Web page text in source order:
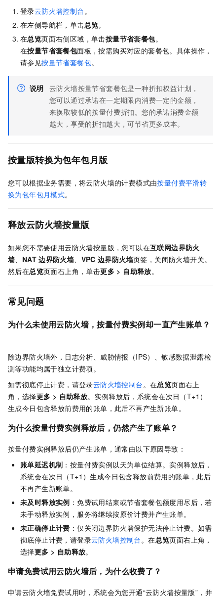
登录云防火墙控制台。
在左侧导航栏，单击总览。
在总览页面右侧区域，单击按量节省套餐包。
在按量节省套餐包面板，按需购买对应的套餐包。具体操作，
请参见按量节省套餐包。
说明 云防火墙按量节省套餐包是一种折扣权益计划，
您可以通过承诺在一定期限内消费一定的金额，
来换取较低的按量付费折扣。您的承诺消费金额
越大，享受的折扣越大，可节省更多成本。
按量版转换为包年包月版
您可以根据业务需要，将云防火墙的计费模式由按量付费平滑转
换为包年包月模式。
释放云防火墙按量版
如果您不需要使用云防火墙按量版 ，您可以在互联网边界防火
墙、 NAT 边界防火墙、 VPC 边界防火墙页签，关闭防火墙开关。
然后在总览页面右上角，单击更多 > 自助释放。
常见问题
为什么未使用云防火墙，按量付费实例却一直产生账单？
除边界防火墙外，日志分析、威胁情报（IPS）、敏感数据泄露检
测等功能均属于独立计费项。
如需彻底停止计费，请登录云防火墙控制台。在总览页面右上
角，选择更多 > 自助释放。实例释放后，系统会在次日（T+1）
生成今日包含释放前费用的账单，此后不再产生新账单。
为什么按量付费实例释放后，仍然产生了账单？
按量付费实例释放后仍产生账单，通常由以下原因导致：
账单延迟机制 ：按量付费实例以天为单位结算。实例释放后，
系统会在次日（T+1）生成今日包含释放前费用的账单，此后
不再产生新账单。
未及时释放实例 ：免费试用结束或节省套餐包额度用尽后，若
未手动释放实例，服务将继续按原价计费并产生账单。
未正确停止计费 ：仅关闭边界防火墙保护无法停止计费。如需
彻底停止计费，请登录云防火墙控制台 。在总览页面右上角，
选择更多 > 自助释放。
申请免费试用云防火墙后，为什么收费了？
申请云防火墙免费试用时，系统会为您开通“云防火墙按量版”，并